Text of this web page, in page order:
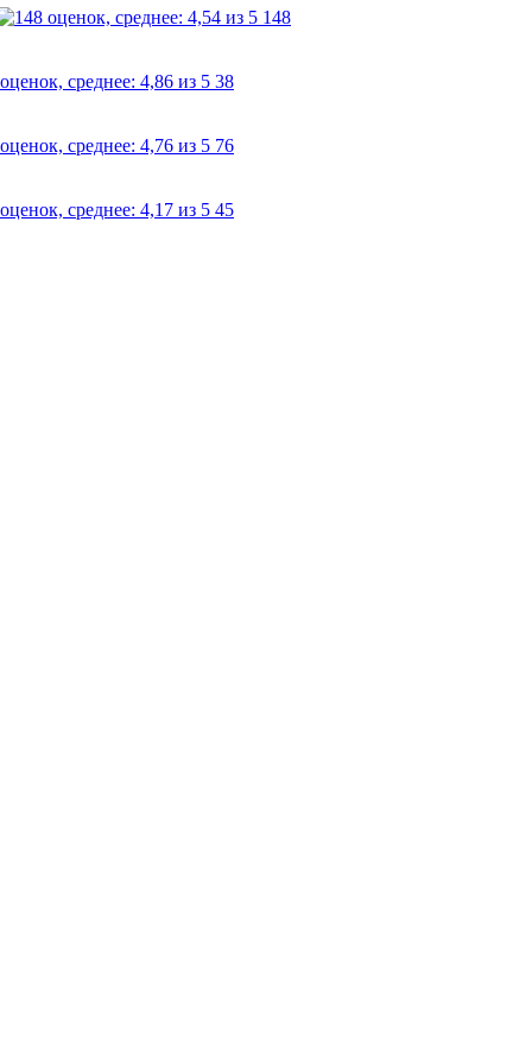
148
38
76
45